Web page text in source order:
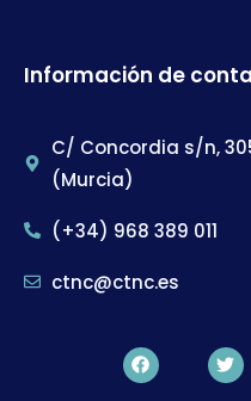
Información de
C/ Concordia s/n,
(Murcia)
(+34) 968 389 011
ctnc@ctnc.es